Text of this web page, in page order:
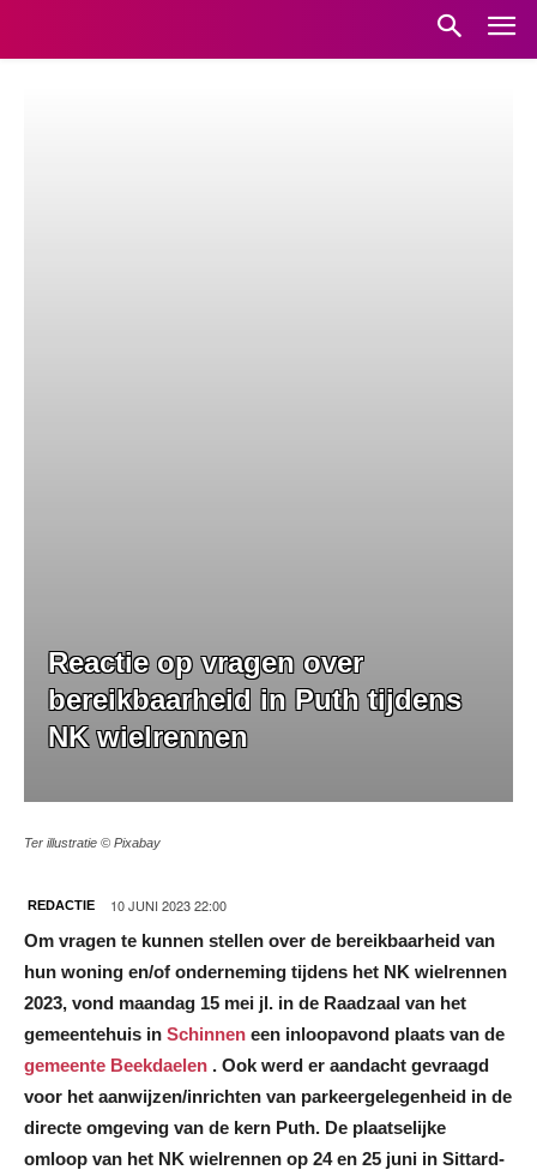
Reactie op vragen over
bereikbaarheid in Puth tijdens
NK wielrennen
Ter illustratie © Pixabay
REDACTIE 10 JUNI 2023 22:00
Om vragen te kunnen stellen over de bereikbaarheid van
hun woning en/of onderneming tijdens het NK wielrennen
2023, vond maandag 15 mei jl. in de Raadzaal van het
gemeentehuis in Schinnen een inloopavond plaats van de
gemeente Beekdaelen . Ook werd er aandacht gevraagd
voor het aanwijzen/inrichten van parkeergelegenheid in de
directe omgeving van de kern Puth. De plaatselijke
omloop van het NK wielrennen op 24 en 25 juni in Sittard-